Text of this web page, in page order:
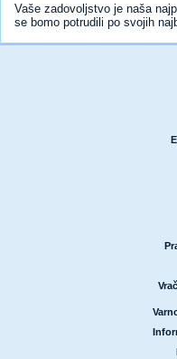
Vaše zadovoljstvo je naša
se bomo potrudili po svojih